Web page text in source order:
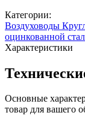
Категории:
Воздуховоды
оцинкованной
Характеристики
Основные
товар для вашего